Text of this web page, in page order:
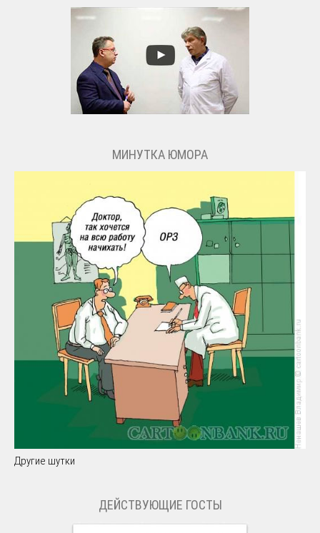
МИНУТКА ЮМОРА
Другие шутки
ДЕЙСТВУЮЩИЕ ГОСТЫ